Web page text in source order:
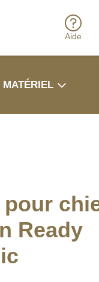
Aide
MATÉRIEL
Ready